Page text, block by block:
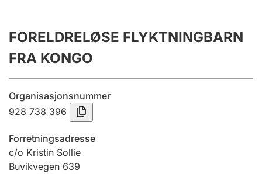
Årsregnskap
Innsending og forsinkelsesgebyr
Tinglysing
Jeger
Betaling og jegeravgiftskort
FORELDRELØSE FLYKTNINGBARN
FRA KONGO
Organisasjonsnummer
928 738 396
Forretningsadresse
c/o Kristin Sollie
Buvikvegen 639